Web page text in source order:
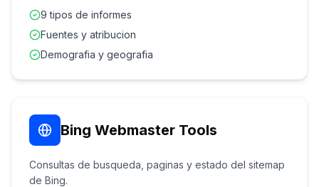
9 tipos de informes
Fuentes y atribucion
Demografia y geografia
Bing Webmaster Tools
Consultas de busqueda, paginas y estado del sitemap
de Bing.